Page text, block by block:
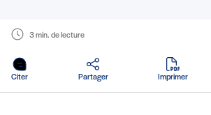
3 min. de lecture
Citer Partager Imprimer
en PDF